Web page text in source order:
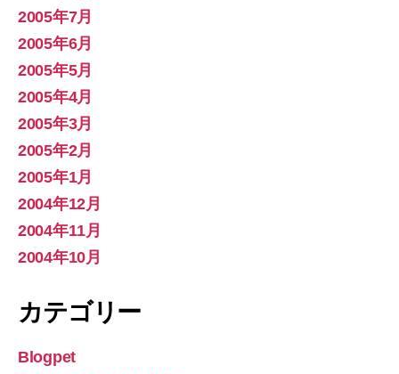
2005年7月
2005年6月
2005年5月
2005年4月
2005年3月
2005年2月
2005年1月
2004年12月
2004年11月
2004年10月
カテゴリー
Blogpet